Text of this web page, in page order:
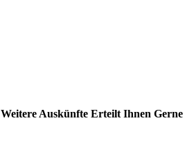
Weitere Auskünfte Erteilt Ihnen Gerne